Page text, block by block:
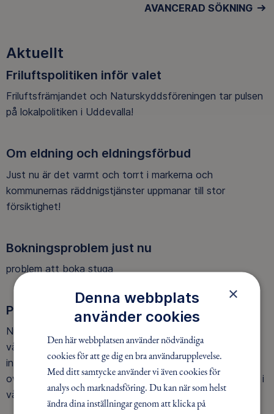
AVANCERAD SÖKNING
Aktuellt
Friluftspolitiken inför valet
Friluftsfrämjandet och Naturskyddsföreningen tar pulsen
på lokalpolitiken i Uddevalla!
Om eldning och eldningsförbud
Just nu är det varmt och torrt i markerna och
kommunernas räddnigstjänster uppmanar till stor
försiktighet!
Bokningsproblem just nu
problem att boka stuga
Paddling sommaren 2026 - uppdaterat
Nu finns ett uppdaterat program för paddlingen under
våren och försommaren 2026. Dela gärna vidare till
intresserade. I år har vi lite tydligare fokus på nybörjare,
ovana paddlare och teknik. För att få fler paddlare med i
vår verksamhet.
×
Denna webbplats
använder cookies
Den här webbplatsen använder nödvändiga
cookies för att ge dig en bra användarupplevelse.
Med ditt samtycke använder vi även cookies för
analys och marknadsföring. Du kan när som helst
ändra dina inställningar genom att klicka på